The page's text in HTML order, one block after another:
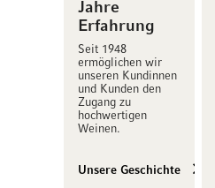
Jahre
Erfahrung
Seit 1948
ermöglichen wir
unseren Kundinnen
und Kunden den
Zugang zu
hochwertigen
Weinen.
Unsere Geschichte